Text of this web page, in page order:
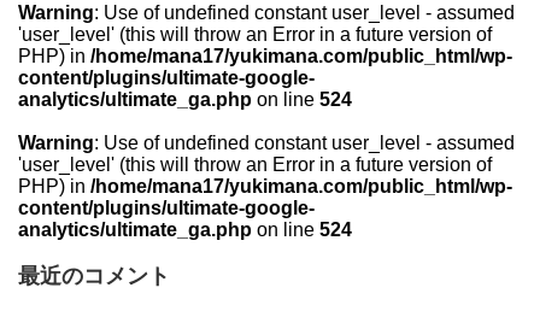
Warning: Use of undefined constant user_level - assumed
'user_level' (this will throw an Error in a future version of
PHP) in /home/mana17/yukimana.com/public_html/wp-
content/plugins/ultimate-google-
analytics/ultimate_ga.php on line 524
Warning: Use of undefined constant user_level - assumed
'user_level' (this will throw an Error in a future version of
PHP) in /home/mana17/yukimana.com/public_html/wp-
content/plugins/ultimate-google-
analytics/ultimate_ga.php on line 524
最近のコメント